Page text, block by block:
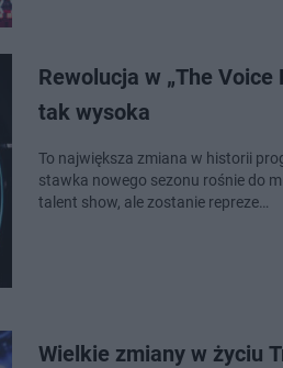
Rewolucja w „The Voice
tak wysoka
To największa zmiana w historii
stawka nowego sezonu rośnie do
talent show, ale zostanie repreze…
Wielkie zmiany w życiu